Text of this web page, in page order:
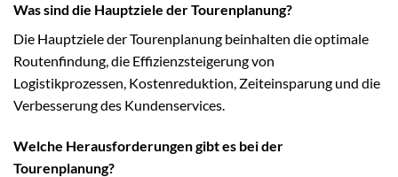
Was sind die Hauptziele der Tourenplanung?
Die Hauptziele der Tourenplanung beinhalten die optimale
Routenfindung, die Effizienzsteigerung von
Logistikprozessen, Kostenreduktion, Zeiteinsparung und die
Verbesserung des Kundenservices.
Welche Herausforderungen gibt es bei der
Tourenplanung?